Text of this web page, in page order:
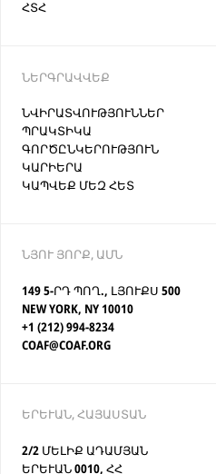
ՀՏՀ
ՆԵՐԳՐԱՎՎԵՔ
ՆՎԻՐԱՏՎՈՒԹՅՈՒՆՆԵՐ
ՊՐԱԿՏԻԿԱ
ԳՈՐԾԸՆԿԵՐՈՒԹՅՈՒՆ
ԿԱՐԻԵՐԱ
ԿԱՊՎԵՔ ՄԵԶ ՀԵՏ
ՆՅՈՒ ՅՈՐՔ, ԱՄՆ
149 5-ՐԴ ՊՈՂ., ԼՅՈՒՔՍ 500
NEW YORK, NY 10010
+1 (212) 994-8234
COAF@COAF.ORG
ԵՐԵՒԱՆ, ՀԱՅԱՍՏԱՆ
2/2 ՄԵԼԻՔ ԱԴԱՄՅԱՆ
ԵՐԵՒԱՆ 0010, ՀՀ